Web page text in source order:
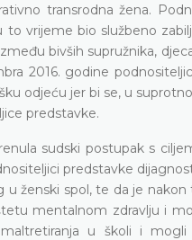
transrodna žena.
vrijeme bio službeno
bivših supružnika,
2016. godine
odjeću jer bi se, u
predstavke.
sudski postupak s
predstavke
ženski spol, te da je
mentalnom zdravlju i
u školi i